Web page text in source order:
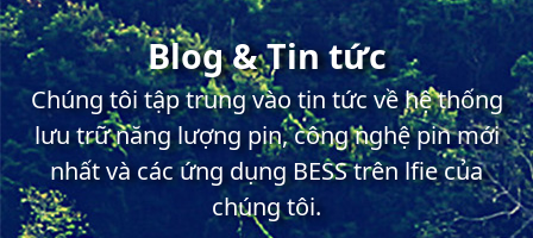
Blog & Tin tức
Chúng tôi tập trung vào tin tức về hệ thống
lưu trữ năng lượng pin, công nghệ pin mới
nhất và các ứng dụng BESS trên lfie của
chúng tôi.